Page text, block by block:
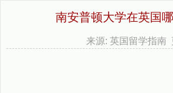
南安普顿大学在英国
来源: 英国留学指南